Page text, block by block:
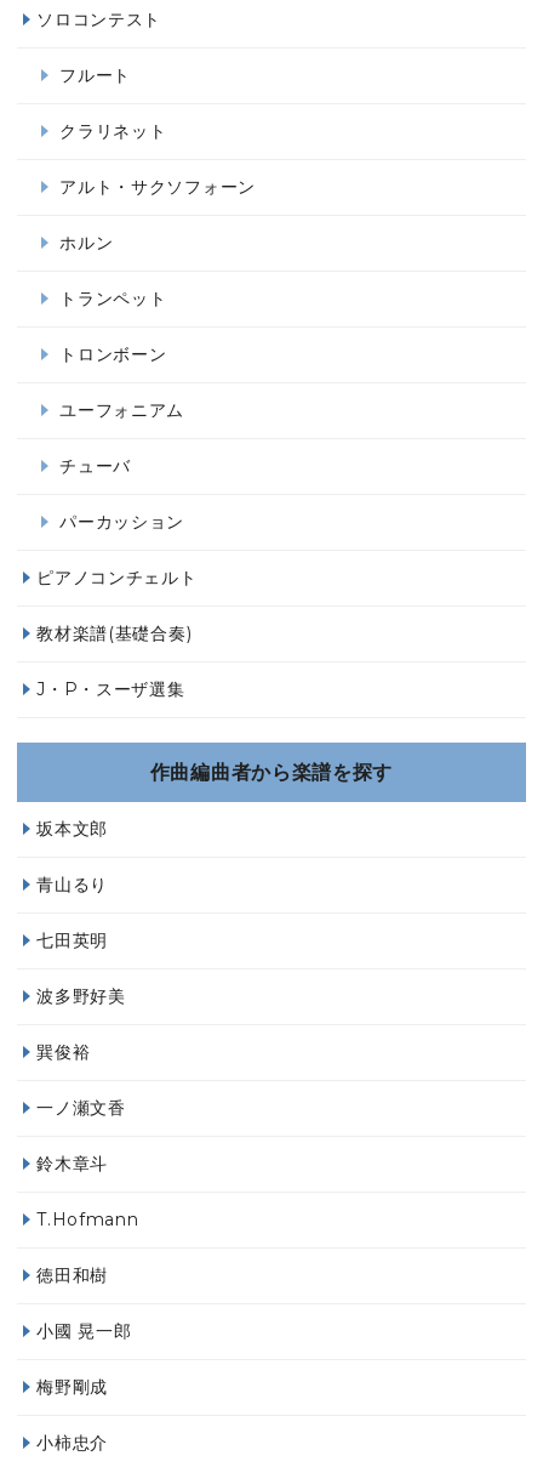
ソロコンテスト
フルート
クラリネット
アルト・サクソフォーン
ホルン
トランペット
トロンボーン
ユーフォニアム
チューバ
パーカッション
ピアノコンチェルト
教材楽譜(基礎合奏)
J・P・スーザ選集
作曲編曲者から楽譜を探す
坂本文郎
青山るり
七田英明
波多野好美
巽俊裕
一ノ瀬文香
鈴木章斗
T.Hofmann
徳田和樹
小國 晃一郎
梅野剛成
小柿忠介